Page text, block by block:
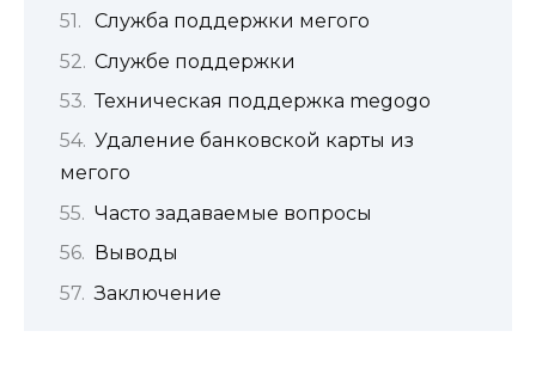
Служба поддержки мегого
Службе поддержки
Техническая поддержка megogo
Удаление банковской карты из
мегого
Часто задаваемые вопросы
Выводы
Заключение